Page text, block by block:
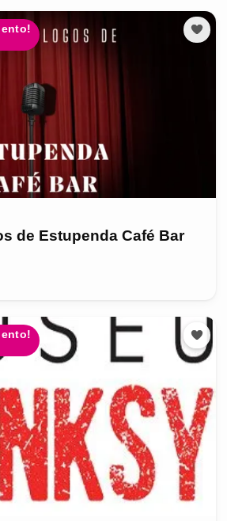
de Estupenda Café Bar